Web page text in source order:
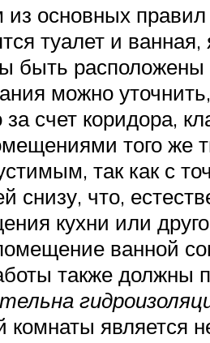
основных
туалет и
быть расположены
можно
за счет коридора,
того же
так как с
снизу, что,
кухни или
ванной
также должны
комнаты является